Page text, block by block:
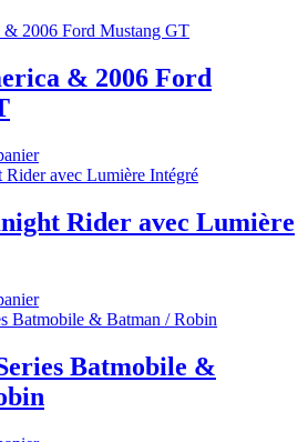
& 2006 Ford
Rider avec Lumière
Batmobile &